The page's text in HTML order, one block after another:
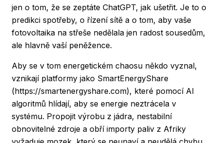
jen o tom, že se zeptáte ChatGPT, jak ušetřit. Je to o
predikci spotřeby, o řízení sítě a o tom, aby vaše
fotovoltaika na střeše nedělala jen radost sousedům,
ale hlavně vaší peněžence.
Aby se v tom energetickém chaosu někdo vyznal,
vznikají platformy jako SmartEnergyShare
(https://smartenergyshare.com), které pomocí AI
algoritmů hlídají, aby se energie neztrácela v
systému. Propojit výrobu z jádra, nestabilní
obnovitelné zdroje a obří importy paliv z Afriky